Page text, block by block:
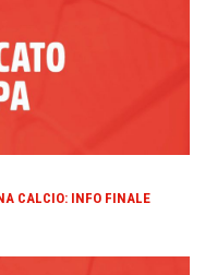
CALCIO: INFO FINALE